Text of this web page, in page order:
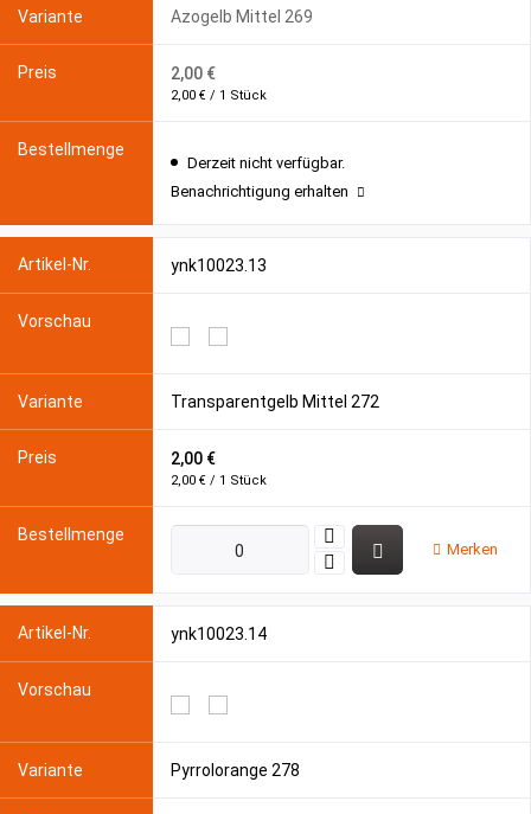
Azogelb Mittel 269
2,00 €
2,00 € / 1 Stück
Derzeit nicht verfügbar.
Benachrichtigung erhalten
ynk10023.13
Transparentgelb Mittel 272
2,00 €
2,00 € / 1 Stück
Merken
ynk10023.14
Pyrrolorange 278